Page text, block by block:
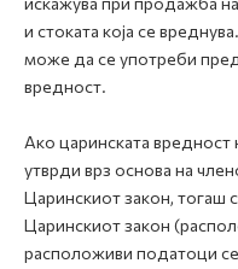
и стоката која се
може да се употреби
вредност.
Ако царинската вредност
утврди врз основа на
Царинскиот закон, тогаш
Царинскиот закон
paспoлoживи пoдaтoци